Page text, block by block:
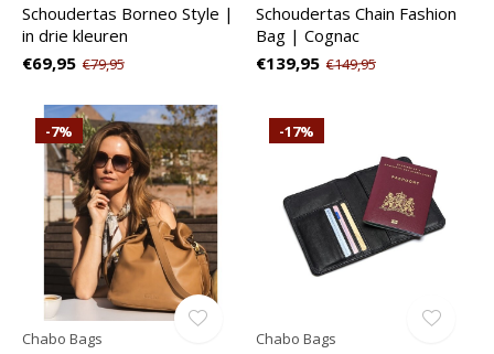
Schoudertas Borneo Style |
in drie kleuren
€69,95 €79,95
Schoudertas Chain Fashion
Bag | Cognac
€139,95 €149,95
-7%
Chabo Bags
-17%
Chabo Bags